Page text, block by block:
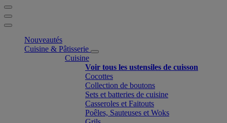
Nouveautés
Cuisine & Pâtisserie
Cuisine
Voir tous les ustensiles de cuisson
Cocottes
Collection de boutons
Sets et batteries de cuisine
Casseroles et Faitouts
Poêles, Sauteuses et Woks